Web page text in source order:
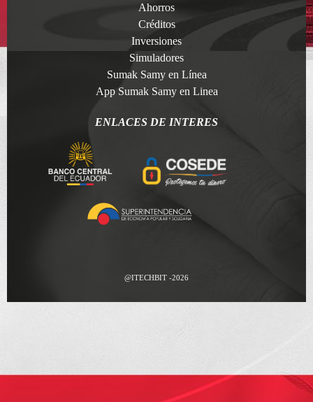
Ahorros
Créditos
Inversiones
Simuladores
Sumak Samy en Línea
App Sumak Samy en Linea
ENLACES DE INTERES
@ITECHBIT -2026